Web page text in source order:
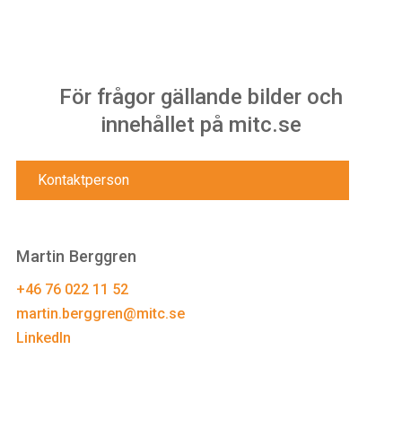
För frågor gällande bilder och
innehållet på mitc.se
Kontaktperson
Martin Berggren
+46 76 022 11 52
martin.berggren@mitc.se
LinkedIn